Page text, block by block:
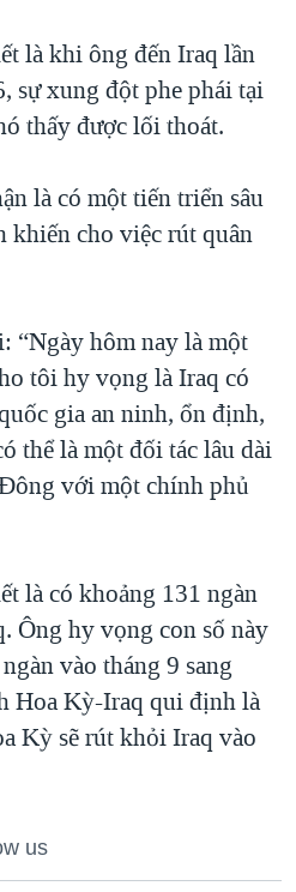
là khi ông đến Iraq lần
sự xung đột phe phái tại
thấy được lối thoát.
là có một tiến triển sâu
khiến cho việc rút quân
“Ngày hôm nay là một
tôi hy vọng là Iraq có
gia an ninh, ổn định,
thể là một đối tác lâu dài
với một chính phủ
là có khoảng 131 ngàn
Ông hy vọng con số này
vào tháng 9 sang
Hoa Kỳ-Iraq qui định là
Kỳ sẽ rút khỏi Iraq vào
us